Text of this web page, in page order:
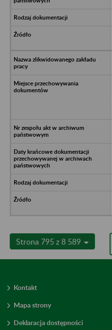
Strona 795 z 8 589
Kontakt
Mapa strony
Deklaracja dostępności